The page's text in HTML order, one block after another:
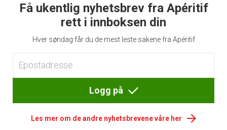
Få ukentlig nyhetsbrev fra Apéritif
rett i innboksen din
Hver søndag får du de mest leste sakene fra Apéritif
Logg på
Les mer om de andre nyhetsbrevene våre her